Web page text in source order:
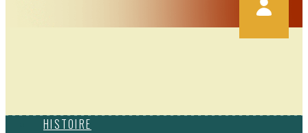
HISTOIRE